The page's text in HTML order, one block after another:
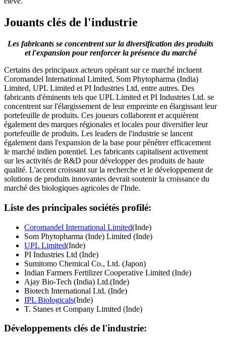
Jouants clés de l'industrie
Les fabricants se concentrent sur la diversification des produits
et l'expansion pour renforcer la présence du marché
Certains des principaux acteurs opérant sur ce marché incluent
Coromandel International Limited, Som Phytopharma (India)
Limited, UPL Limited et PI Industries Ltd, entre autres. Des
fabricants d'éminents tels que UPL Limited et PI Industries Ltd. se
concentrent sur l'élargissement de leur empreinte en élargissant leur
portefeuille de produits. Ces joueurs collaborent et acquièrent
également des marques régionales et locales pour diversifier leur
portefeuille de produits. Les leaders de l'industrie se lancent
également dans l'expansion de la base pour pénétrer efficacement
le marché indien potentiel. Les fabricants capitalisent activement
sur les activités de R&D pour développer des produits de haute
qualité. L'accent croissant sur la recherche et le développement de
solutions de produits innovantes devrait soutenir la croissance du
marché des biologiques agricoles de l'Inde.
Liste des principales sociétés profilé:
Coromandel International Limited(Inde)
Som Phytopharma (Inde) Limited (Inde)
UPL Limited(Inde)
PI Industries Ltd (Inde)
Sumitomo Chemical Co., Ltd. (Japon)
Indian Farmers Fertilizer Cooperative Limited (Inde)
Ajay Bio-Tech (India) Ltd.(Inde)
Biotech International Ltd. (Inde)
IPL Biologicals(Inde)
T. Stanes et Company Limited (Inde)
Développements clés de l'industrie: